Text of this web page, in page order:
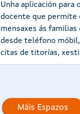
Unha aplicación para
docente que permite
mensaxes ás familias
desde teléfono
citas de titorías,
Máis Espazos